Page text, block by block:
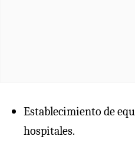
Establecimiento de
hospitales.